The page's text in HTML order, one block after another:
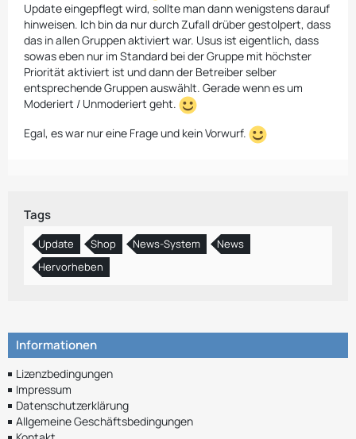
Update eingepflegt wird, sollte man dann wenigstens darauf
hinweisen. Ich bin da nur durch Zufall drüber gestolpert, dass
das in allen Gruppen aktiviert war. Usus ist eigentlich, dass
sowas eben nur im Standard bei der Gruppe mit höchster
Priorität aktiviert ist und dann der Betreiber selber
entsprechende Gruppen auswählt. Gerade wenn es um
Moderiert / Unmoderiert geht.
Egal, es war nur eine Frage und kein Vorwurf.
Tags
Update Shop News-System
News
Hervorheben
Informationen
Lizenzbedingungen
Impressum
Datenschutzerklärung
Allgemeine Geschäftsbedingungen